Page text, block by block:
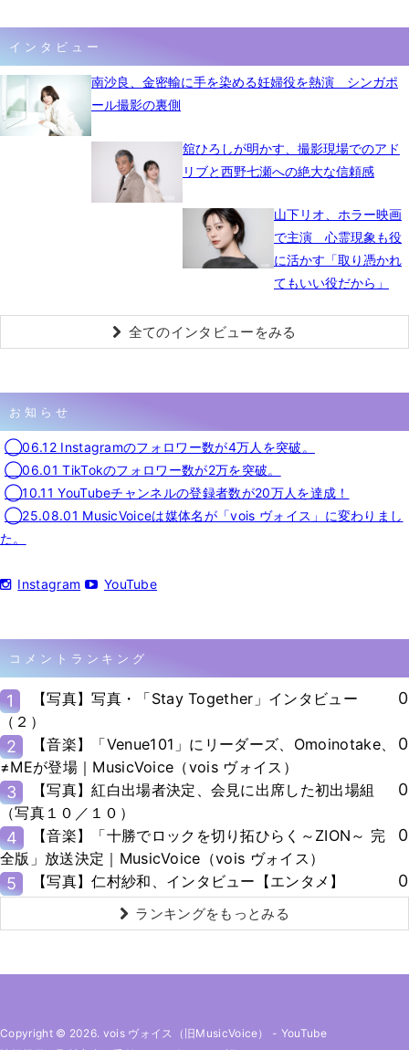
インタビュー
南沙良、金密輸に手を染める妊婦役を熱演 シンガポ
ール撮影の裏側
舘ひろしが明かす、撮影現場でのアド
リブと西野七瀬への絶大な信頼感
山下リオ、ホラー映画
で主演 心霊現象も役
に活かす「取り憑かれ
てもいい役だから」
全てのインタビューをみる
お知らせ
◯06.12 Instagramのフォロワー数が4万人を突破。
◯06.01 TikTokのフォロワー数が2万を突破。
◯10.11 YouTubeチャンネルの登録者数が20万人を達成！
◯25.08.01 MusicVoiceは媒体名が「vois ヴォイス」に変わりまし
た。
Instagram YouTube
コメントランキング
1
【写真】写真・「Stay Together」インタビュー
（２）
0
2
【音楽】「Venue101」にリーダーズ、Omoinotake、
≠MEが登場｜MusicVoice（vois ヴォイス）
0
3
【写真】紅白出場者決定、会見に出席した初出場組
（写真１０／１０）
0
4
【音楽】「十勝でロックを切り拓ひらく～ZION～ 完
全版」放送決定｜MusicVoice（vois ヴォイス）
0
5 【写真】仁村紗和、インタビュー【エンタメ】 0
ランキングをもっとみる
Copyright © 2026. vois ヴォイス（旧MusicVoice） - YouTube